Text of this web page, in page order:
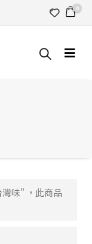
0
味" ，此商品